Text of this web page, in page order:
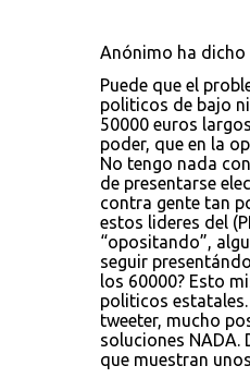
Anónimo ha
Puede que el
politicos de bajo
50000 euros
poder, que en la
No tengo nada
de presentarse
contra gente tan
estos lideres del
“opositando”,
seguir
los 60000? Esto
politicos
tweeter, mucho
soluciones NADA.
que muestran